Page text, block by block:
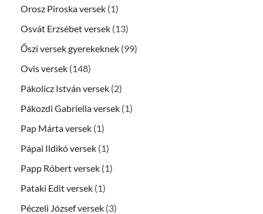
Orosz Piroska versek (1)
Osvát Erzsébet versek (13)
Őszi versek gyerekeknek (99)
Ovis versek (148)
Pákolicz István versek (2)
Pákozdi Gabriella versek (1)
Pap Márta versek (1)
Pápai Ildikó versek (1)
Papp Róbert versek (1)
Pataki Edit versek (1)
Péczeli József versek (3)